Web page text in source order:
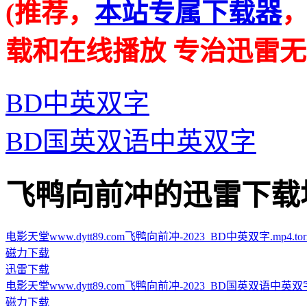
(推荐， 本站专属下载器
载和在线播放 专治迅雷
BD中英双字
BD国英双语中英双字
飞鸭向前冲的迅雷下载
电影天堂www.dytt89.com飞鸭向前冲-2023_BD中英双字
磁力下载
迅雷下载
电影天堂www.dytt89.com飞鸭向前冲-2023_BD国英双语中英双
磁力下载